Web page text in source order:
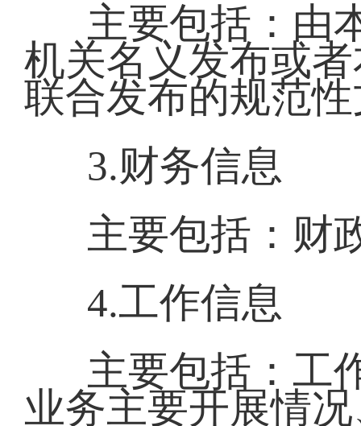
主要包括：由
机关名义发布或
联合发布的规范
3.财务信息
主要包括：财
4.工作信息
主要包括：工
业务主要开展情